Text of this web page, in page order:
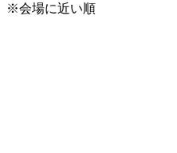
※会場に近い順